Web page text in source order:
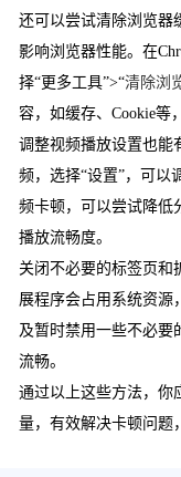
还可以尝试清除浏览器
影响浏览器性能。在
择“更多工具”>“清除浏
容，如缓存、Cookie等
调整视频播放设置也能
频，选择“设置”，可以
频卡顿，可以尝试降低
播放流畅度。
关闭不必要的标签页和
展程序会占用系统资源
及暂时禁用一些不必要
流畅。
通过以上这些方法，你
量，有效解决卡顿问题